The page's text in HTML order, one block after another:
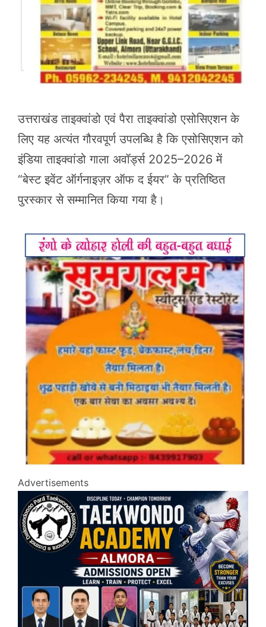
उत्तराखंड ताइक्वांडो एवं पैरा ताइक्वांडो एसोसिएशन के
लिए यह अत्यंत गौरवपूर्ण उपलब्धि है कि एसोसिएशन को
इंडिया ताइक्वांडो गाला अवॉर्ड्स 2025–2026 में
“बेस्ट इवेंट ऑर्गनाइज़र ऑफ द ईयर” के प्रतिष्ठित
पुरस्कार से सम्मानित किया गया है।
Advertisements